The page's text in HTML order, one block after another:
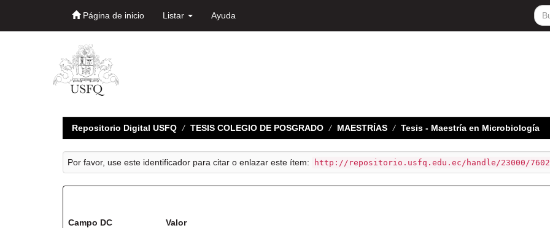
Página de inicio Listar Ayuda
Repositorio Digital USFQ TESIS COLEGIO DE POSGRADO MAESTRÍAS Tesis - Maestría en Microbiología
Por favor, use este identificador para citar o enlazar este ítem: http://repositorio.usfq.edu.ec/handle/23000/7602
Campo DC Valor